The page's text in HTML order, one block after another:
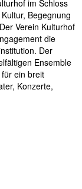
im Schloss
Begegnung
Verein Kulturhof
die
Der
Ensemble
ein breit
Konzerte,